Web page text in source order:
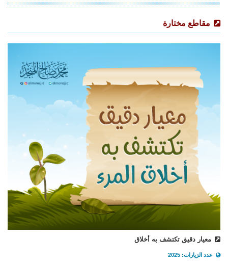
مقاطع مختارة
معيار دقيق تكتشف به أخلاق
عدد الزيارات: 2025